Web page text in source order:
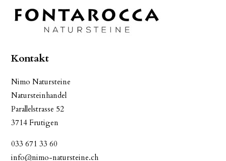
Kontakt
Nimo Natursteine
Natursteinhandel
Parallelstrasse 52
3714 Frutigen
033 671 33 60
info@nimo-natursteine.ch